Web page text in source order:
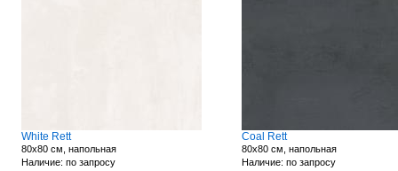
White Rett
80x80 см, напольная
Наличие: по запросу
Coal Rett
80x80 см, напольная
Наличие: по запросу